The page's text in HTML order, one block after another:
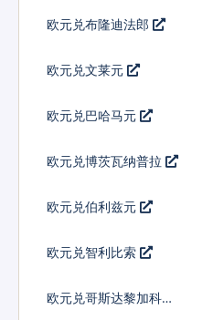
欧元兑布隆迪法郎
欧元兑文莱元
欧元兑巴哈马元
欧元兑博茨瓦纳普拉
欧元兑伯利兹元
欧元兑智利比索
欧元兑哥斯达黎加科朗